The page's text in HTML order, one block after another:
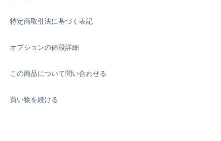
特定商取引法に基づく表記
オプションの値段詳細
この商品について問い合わせる
買い物を続ける